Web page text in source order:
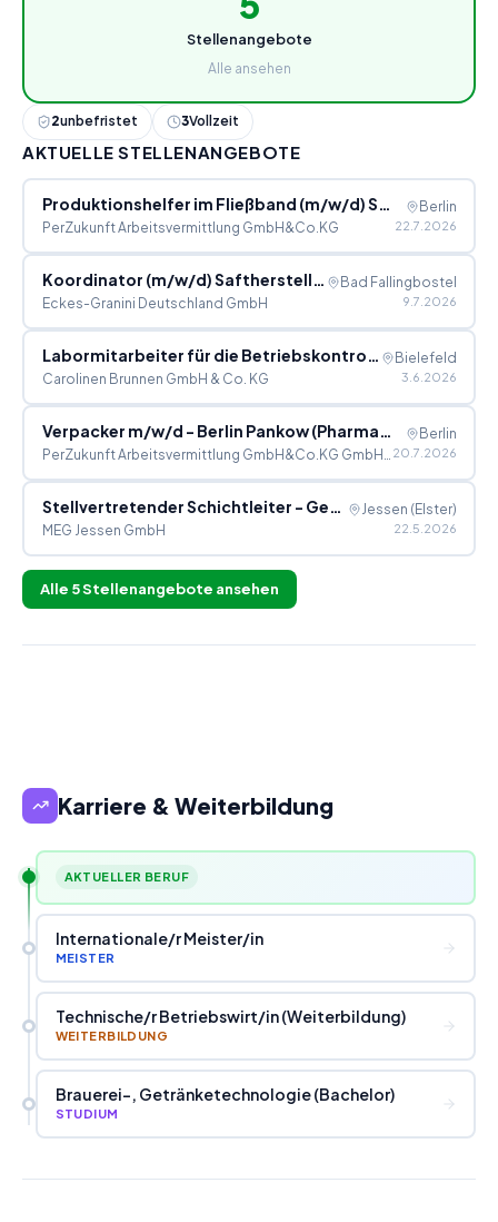
Stellenangebote
Alle ansehen
2unbefristet 3Vollzeit
AKTUELLE STELLENANGEBOTE
Produktionshelfer im Fließband (m/w/d) Schokoladenfabrik VZ
PerZukunft Arbeitsvermittlung GmbH&Co.KG
Berlin
22.7.2026
Koordinator (m/w/d) Saftherstellung
Eckes-Granini Deutschland GmbH
Bad Fallingbostel
9.7.2026
Labormitarbeiter für die Betriebskontrolle (m/w/d)
Carolinen Brunnen GmbH & Co. KG
Bielefeld
3.6.2026
Verpacker m/w/d - Berlin Pankow (Pharmazie)
PerZukunft Arbeitsvermittlung GmbH&Co.KG GmbH & Co. KG
Berlin
20.7.2026
Stellvertretender Schichtleiter - Getränkeproduktion (w/m/d)
MEG Jessen GmbH
Jessen (Elster)
22.5.2026
Alle 5Stellenangebote ansehen
Karriere & Weiterbildung
AKTUELLER BERUF
Internationale/r Meister/in
MEISTER
Technische/r Betriebswirt/in (Weiterbildung)
WEITERBILDUNG
Brauerei-, Getränketechnologie (Bachelor)
STUDIUM